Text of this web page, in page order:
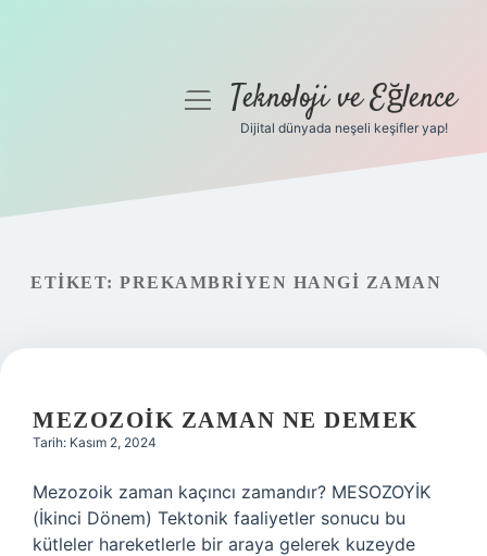
Gizlilik Politikası
menüyüTeknoloji ve Eğlence
Dijital dünyada neşeli keşifler yap!
ETIKET: PREKAMBRIYEN HANGI ZAMAN
MEZOZOIK ZAMAN NE DEMEK
Tarih: Kasım 2, 2024
Mezozoik zaman kaçıncı zamandır? MESOZOYİK
(İkinci Dönem) Tektonik faaliyetler sonucu bu
kütleler hareketlerle bir araya gelerek kuzeyde